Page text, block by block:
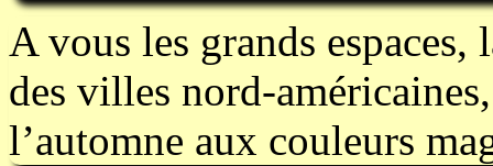
A vous les grands
des villes nord-
l’automne aux couleurs